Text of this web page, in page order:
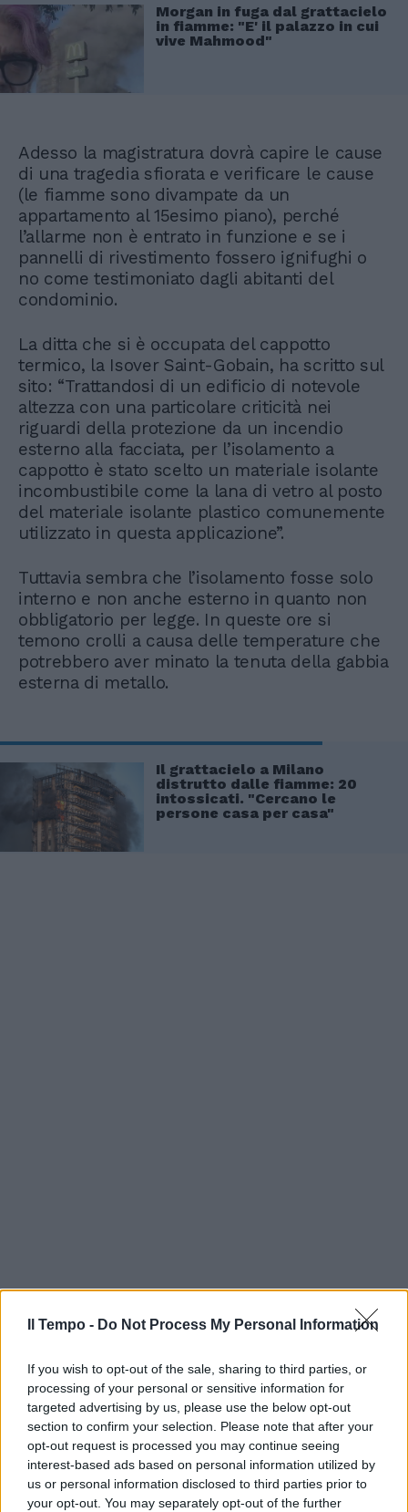
Il Tempo - Do Not Process My Personal Information
If you wish to opt-out of the sale, sharing to third parties, or
processing of your personal or sensitive information for
targeted advertising by us, please use the below opt-out
section to confirm your selection. Please note that after your
opt-out request is processed you may continue seeing
interest-based ads based on personal information utilized by
us or personal information disclosed to third parties prior to
your opt-out. You may separately opt-out of the further
Morgan in fuga dal grattacielo
in fiamme: "E' il palazzo in cui
vive Mahmood"
Adesso la magistratura dovrà capire le cause
di una tragedia sfiorata e verificare le cause
(le fiamme sono divampate da un
appartamento al 15esimo piano), perché
l’allarme non è entrato in funzione e se i
pannelli di rivestimento fossero ignifughi o
no come testimoniato dagli abitanti del
condominio.
La ditta che si è occupata del cappotto
termico, la Isover Saint-Gobain, ha scritto sul
sito: “Trattandosi di un edificio di notevole
altezza con una particolare criticità nei
riguardi della protezione da un incendio
esterno alla facciata, per l’isolamento a
cappotto è stato scelto un materiale isolante
incombustibile come la lana di vetro al posto
del materiale isolante plastico comunemente
utilizzato in questa applicazione”.
Tuttavia sembra che l’isolamento fosse solo
interno e non anche esterno in quanto non
obbligatorio per legge. In queste ore si
temono crolli a causa delle temperature che
potrebbero aver minato la tenuta della gabbia
esterna di metallo.
Il grattacielo a Milano
distrutto dalle fiamme: 20
intossicati. "Cercano le
persone casa per casa"